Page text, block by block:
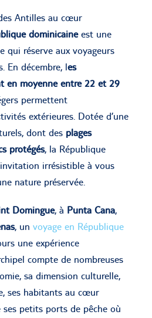
Antilles au cœur
dominicaineest une
qui réserve aux voyageurs
En décembre, les
en moyenne entre 22 et 29
permettent
extérieures. Dotée d’une
dont des plages
protégés, la République
irrésistible à vous
nature préservée.
Domingue, à Punta Cana,
, un voyage en République
une expérience
compte de nombreuses
sa dimension culturelle,
ses habitants au cœur
ses petits ports de pêche où